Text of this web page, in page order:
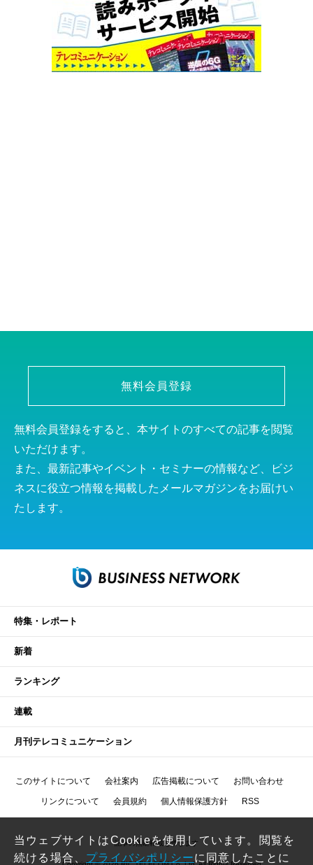
無料会員登録
無料会員登録をすると、本サイトのすべての記事を閲覧
いただけます。
また、最新記事やイベント・セミナーの情報など、ビジ
ネスに役立つ情報を掲載したメールマガジンをお届けい
たします。
特集・レポート
新着
ランキング
連載
月刊テレコミュニケーション
このサイトについて 会社案内 広告掲載について お問い合わせ
リンクについて 会員規約 個人情報保護方針 RSS
記事の無断転載を禁じます
当ウェブサイトはCookieを使用しています。閲覧を
続ける場合、 プライバシポリシーに同意したことに